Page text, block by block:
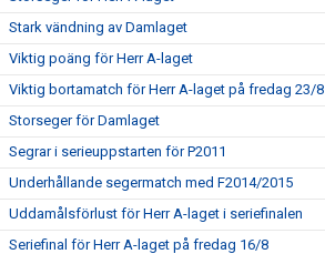
Stark vändning av Damlaget
Viktig poäng för Herr A-laget
Viktig bortamatch för Herr A-laget på fredag 23/8
Storseger för Damlaget
Segrar i serieuppstarten för P2011
Underhållande segermatch med F2014/2015
Uddamålsförlust för Herr A-laget i seriefinalen
Seriefinal för Herr A-laget på fredag 16/8